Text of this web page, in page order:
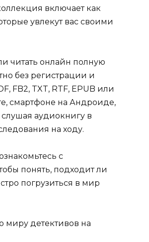
включает как
увлекут вас своими
читать онлайн полную
без регистрации и
FB2, TXT, RTF, EPUB или
смартфоне на Андроиде,
аудиокнигу в
на ходу.
с
понять, подходит ли
погрузиться в мир
миру детективов на